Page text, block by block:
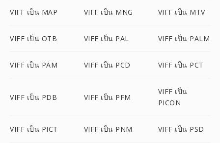
VIFF เป็น MAP VIFF เป็น MNG VIFF เป็น MTV
VIFF เป็น OTB VIFF เป็น PAL VIFF เป็น PALM
VIFF เป็น PAM VIFF เป็น PCD VIFF เป็น PCT
VIFF เป็น PDB VIFF เป็น PFM
VIFF เป็น
PICON
VIFF เป็น PICT VIFF เป็น PNM VIFF เป็น PSD